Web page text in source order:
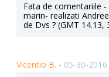
Fata de comentariile
marin- realizati
de Dvs ? (GMT 14.13,
Vicentio B. - 05-30-2016